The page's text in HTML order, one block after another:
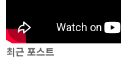
최근 포스트